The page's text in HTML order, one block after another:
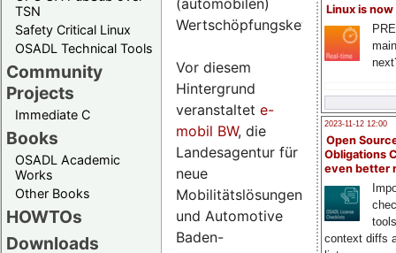
TSN
Safety Critical Linux
OSADL Technical Tools
Community
Projects
Immediate C
Books
OSADL Academic
Works
Other Books
HOWTOs
Downloads
Linux is now
2023-11-12 12:00
Open
Obligations
even better
context diffs
Wertschöpfungskette.
Vor diesem
Hintergrund
veranstaltet e-
mobil BW, die
Landesagentur für
neue
Mobilitätslösungen
und Automotive
Baden-